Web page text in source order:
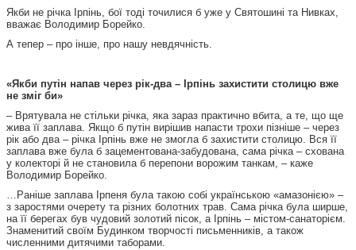
Якби не річка Ірпінь, бої тоді точилися б уже у Святошині та Нивках,
вважає Володимир Борейко.
А тепер – про інше, про нашу невдячність.
«Якби путін напав через рік-два – Ірпінь захистити столицю вже
не зміг би»
– Врятувала не стільки річка, яка зараз практично вбита, а те, що ще
жива її заплава. Якщо б путін вирішив напасти трохи пізніше – через
рік або два – річка Ірпінь вже не змогла б захистити столицю. Вся її
заплава вже була б зацементована-забудована, сама річка – схована
у колекторі й не становила б перепони ворожим танкам, – каже
Володимир Борейко.
…Раніше заплава Ірпеня була такою собі українською «амазонією» –
з заростями очерету та різних болотних трав. Сама річка була ширше,
на її берегах був чудовий золотий пісок, а Ірпінь – містом-санаторієм.
Знаменитий своїм Будинком творчості письменників, а також
численними дитячими таборами.